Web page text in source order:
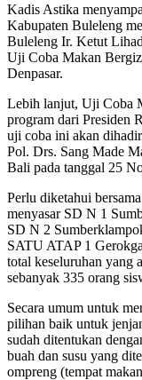
Kadis Astika
Kabupaten Buleleng
Buleleng Ir. Ketut
Uji Coba Makan
Denpasar.
Lebih lanjut, Uji Coba
program dari Presiden
uji coba ini akan
Pol. Drs. Sang Made
Bali pada tanggal 25
Perlu diketahui
menyasar SD N 1
SD N 2
SATU ATAP 1
total keseluruhan yang
sebanyak 335 orang
Secara umum untuk
pilihan baik untuk
sudah ditentukan
buah dan susu yang
ompreng (tempat